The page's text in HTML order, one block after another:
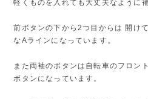
軽くものを入れても大丈夫なように
前ボタンの下から2つ目からは 開け
なAラインになっています。
また両袖のボタンは自転車のフロン
ボタンになっています。